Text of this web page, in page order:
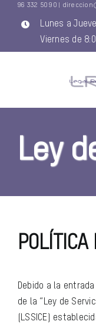
Saltar96 332 50 90
Lunes a
Viernes de
Ley
POLÍTICA
Debido a la
de la “Ley de
(LSSICE)